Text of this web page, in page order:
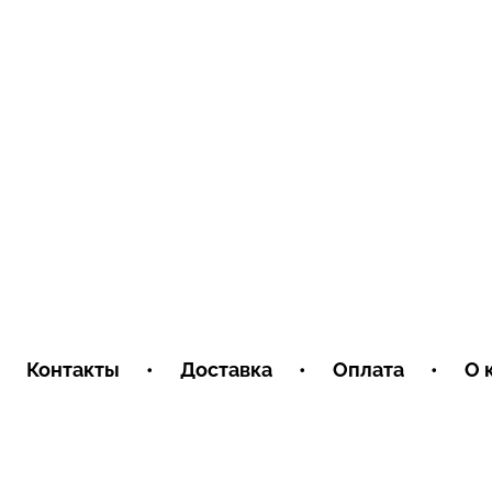
Контакты • Доставка • Оплата • О